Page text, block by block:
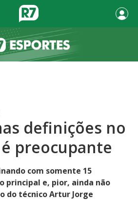
definições no
preocupante
com somente 15
principal e, pior, ainda não
do técnico Artur Jorge